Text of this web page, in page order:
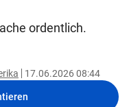
ordentlich.
17.06.2026 08:44